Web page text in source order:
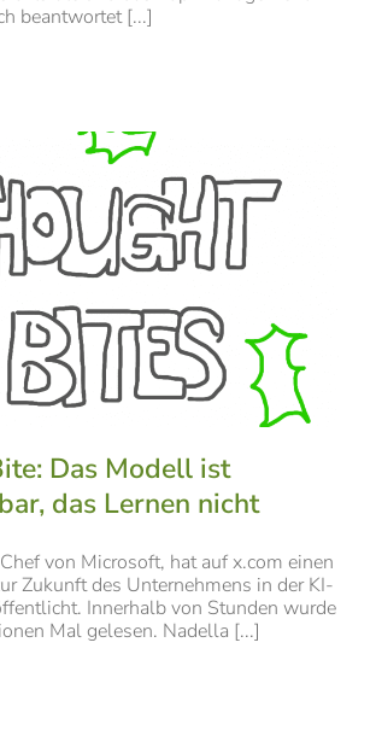
beantwortet [...]
Das Modell ist
das Lernen nicht
von Microsoft, hat auf x.com einen
Zukunft des Unternehmens in der KI-
Innerhalb von Stunden wurde
Mal gelesen. Nadella [...]